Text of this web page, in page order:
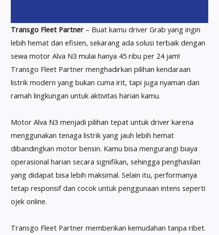
Transgo Fleet Partner– Buat kamu driver Grab yang ingin
lebih hemat dan efisien, sekarang ada solusi terbaik dengan
sewa motor Alva N3 mulai hanya 45 ribu per 24 jam!
Transgo Fleet Partner menghadirkan pilihan kendaraan
listrik modern yang bukan cuma irit, tapi juga nyaman dan
ramah lingkungan untuk aktivitas harian kamu.
Motor Alva N3 menjadi pilihan tepat untuk driver karena
menggunakan tenaga listrik yang jauh lebih hemat
dibandingkan motor bensin. Kamu bisa mengurangi biaya
operasional harian secara signifikan, sehingga penghasilan
yang didapat bisa lebih maksimal. Selain itu, performanya
tetap responsif dan cocok untuk penggunaan intens seperti
ojek online.
Transgo Fleet Partner memberikan kemudahan tanpa ribet.